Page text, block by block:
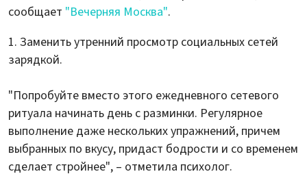
сообщает "Вечерняя Москва".
Заменить утренний просмотр социальных сетей
зарядкой.
"Попробуйте вместо этого ежедневного сетевого
ритуала начинать день с разминки. Регулярное
выполнение даже нескольких упражнений, причем
выбранных по вкусу, придаст бодрости и со временем
сделает стройнее", – отметила психолог.